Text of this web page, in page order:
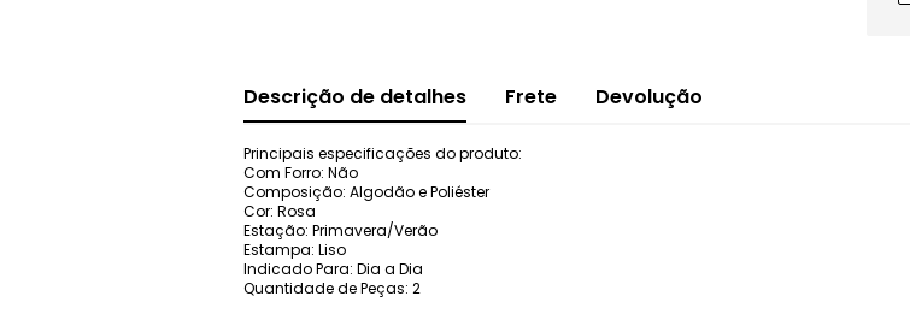
Descrição de detalhes Frete Devolução
Principais especificações do produto:
Com Forro: Não
Composição: Algodão e Poliéster
Cor: Rosa
Estação: Primavera/Verão
Estampa: Liso
Indicado Para: Dia a Dia
Quantidade de Peças: 2